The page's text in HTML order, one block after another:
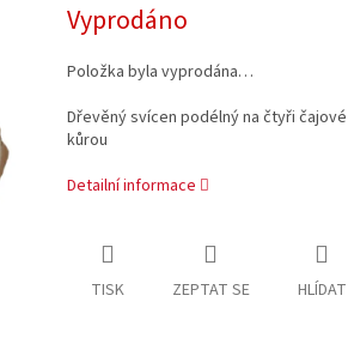
cena:
Vyprodáno
Položka byla vyprodána…
Dřevěný svícen podélný na čtyři
kůrou
Detailní informace
TISK ZEPTAT SE HLÍDAT